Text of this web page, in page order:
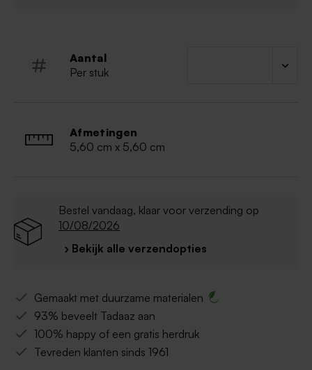
Aantal
Per stuk
Afmetingen
5,60 cm x 5,60 cm
Bestel vandaag, klaar voor verzending op
10/08/2026
› Bekijk alle verzendopties
Gemaakt met duurzame materialen
93% beveelt Tadaaz aan
100% happy of een gratis herdruk
Tevreden klanten sinds 1961